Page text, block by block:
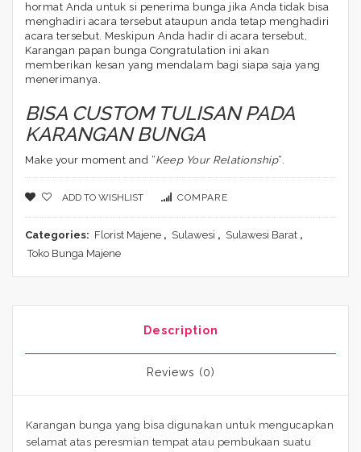
hormat Anda untuk si penerima bunga jika Anda tidak bisa
menghadiri acara tersebut ataupun anda tetap menghadiri
acara tersebut. Meskipun Anda hadir di acara tersebut,
Karangan papan bunga Congratulation ini akan
memberikan kesan yang mendalam bagi siapa saja yang
menerimanya.
BISA CUSTOM TULISAN PADA
KARANGAN BUNGA
Make your moment and “Keep Your Relationship“.
ADD TO WISHLIST COMPARE
Categories: Florist Majene , Sulawesi , Sulawesi Barat ,
Toko Bunga Majene
Description
Reviews (0)
Karangan bunga yang bisa digunakan untuk mengucapkan
selamat atas peresmian tempat atau pembukaan suatu